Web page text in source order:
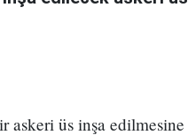
askeri üs inşa edilmesine